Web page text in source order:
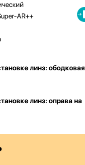
AR++
линз: ободковая
линз: оправа на